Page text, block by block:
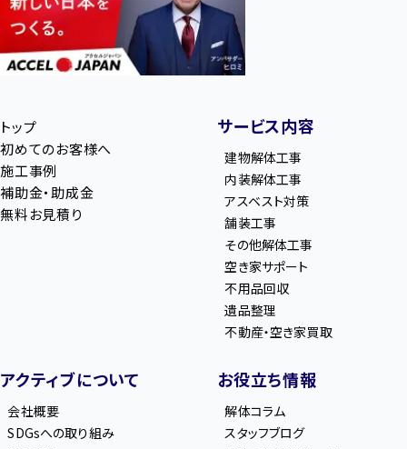
トップ
初めてのお客様へ
施工事例
補助金・助成金
無料お見積り
サービス内容
建物解体工事
内装解体工事
アスベスト対策
舗装工事
その他解体工事
空き家サポート
不用品回収
遺品整理
不動産・空き家買取
アクティブについて
会社概要
SDGsへの取り組み
お役立ち情報
解体コラム
スタッフブログ